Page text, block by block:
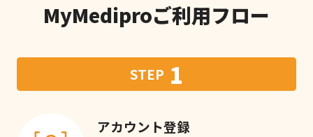
MyMediproご利用フロー
STEP 1
アカウント登録